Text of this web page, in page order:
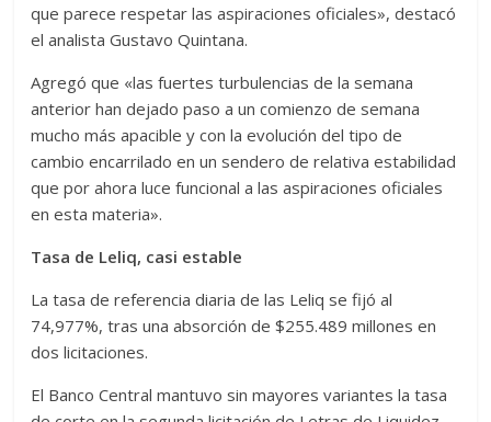
que parece respetar las aspiraciones oficiales», destacó
el analista Gustavo Quintana.
Agregó que «las fuertes turbulencias de la semana
anterior han dejado paso a un comienzo de semana
mucho más apacible y con la evolución del tipo de
cambio encarrilado en un sendero de relativa estabilidad
que por ahora luce funcional a las aspiraciones oficiales
en esta materia».
Tasa de Leliq, casi estable
La tasa de referencia diaria de las Leliq se fijó al
74,977%, tras una absorción de $255.489 millones en
dos licitaciones.
El Banco Central mantuvo sin mayores variantes la tasa